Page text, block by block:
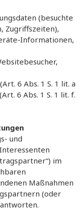
(besuchte
Zugriffszeiten),
Informationen,
6 Abs. 1 S. 1 lit. a
6 Abs. 1 S. 1 lit. f.
und
im
Maßnahmen
(oder